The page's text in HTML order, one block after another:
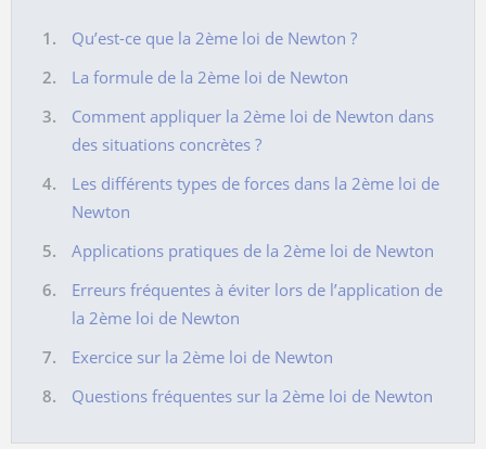
Qu’est-ce que la 2ème loi de Newton ?
La formule de la 2ème loi de Newton
Comment appliquer la 2ème loi de Newton dans
des situations concrètes ?
Les différents types de forces dans la 2ème loi de
Newton
Applications pratiques de la 2ème loi de Newton
Erreurs fréquentes à éviter lors de l’application de
la 2ème loi de Newton
Exercice sur la 2ème loi de Newton
Questions fréquentes sur la 2ème loi de Newton